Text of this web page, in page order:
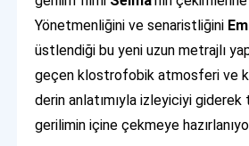
Yönetmenliğini ve senaristliğini
üstlendiği bu yeni uzun metrajlı
geçen klostrofobik atmosferi ve
derin anlatımıyla izleyiciyi giderek
gerilimin içine çekmeye